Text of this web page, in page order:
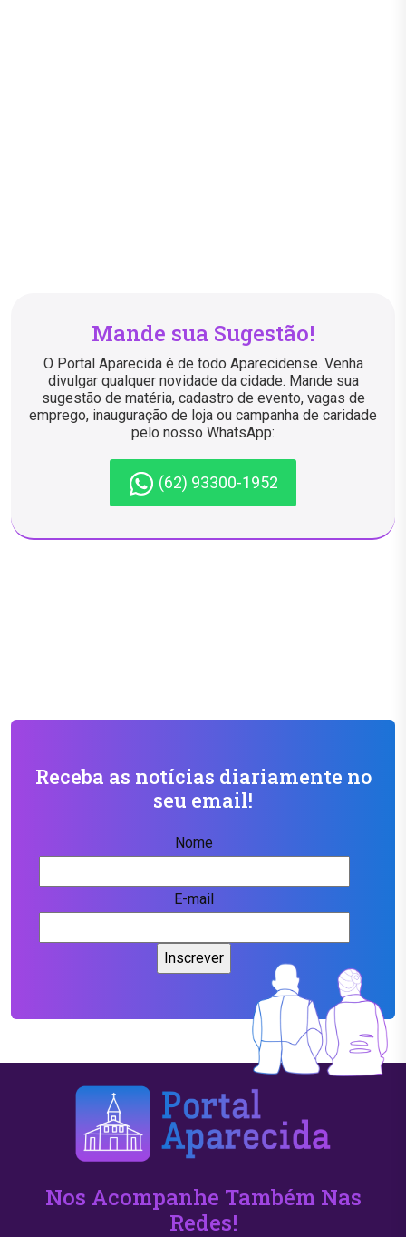
Mande sua Sugestão!
O Portal Aparecida é de todo Aparecidense. Venha
divulgar qualquer novidade da cidade. Mande sua
sugestão de matéria, cadastro de evento, vagas de
emprego, inauguração de loja ou campanha de caridade
pelo nosso WhatsApp:
(62) 93300-1952
Receba as notícias diariamente no
seu email!
Nome
E-mail
Nos Acompanhe Também Nas
Redes!